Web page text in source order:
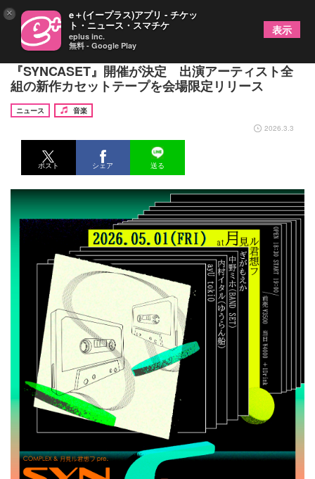
COMPLEX×青山 月見ル君想フ共催イベント
『SYNCASET』開催が決定 出演アーティスト全
組の新作カセットテープを会場限定リリース
ニュース
音楽
2026.3.3
ポスト シェア 送る
× e＋(イープラス)アプリ - チケッ
ト・ニュース・スマチケ
eplus inc.
無料 - Google Play
表示